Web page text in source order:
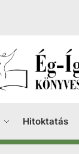
Hitoktatás